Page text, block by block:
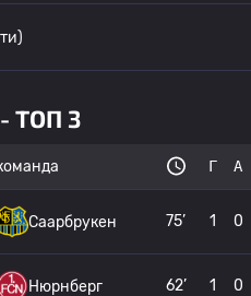
ТОП 3
Г А
Саарбрукен 75’ 1 0
Нюрнберг 62’ 1 0